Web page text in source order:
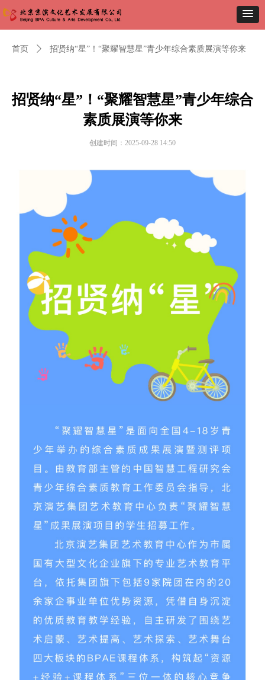
首页 ꄲ 招贤纳“星”！“聚耀智慧星”青少年综合素质展演等你来
招贤纳“星”！“聚耀智慧星”青少年综合
素质展演等你来
创建时间： 2025-09-28 14:50